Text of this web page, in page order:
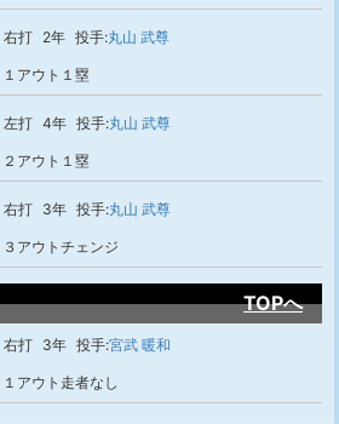
右打 2年 投手:丸山 武尊
１アウト１塁
左打 4年 投手:丸山 武尊
２アウト１塁
右打 3年 投手:丸山 武尊
３アウトチェンジ
TOPへ
右打 3年 投手:宮武 暖和
１アウト走者なし